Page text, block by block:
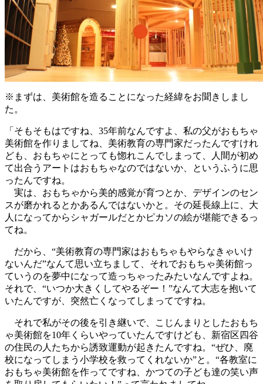
※まずは、美術館を造ることになった経緯をお聞きしまし
た。
「そもそもはですね、35年前なんですよ、私の父がおもちゃ
美術館を作りましてね、美術教育の専門家だったんですけれ
ども、おもちゃにとっても惚れこんでしまって、人間が初め
て出合うアートはおもちゃなのではないか、というふうに思
ったんですね。
実は、おもちゃから美的感覚が育つとか、デザインのセン
スが磨かれるとかあるんではないかと。その延長線上に、大
人になってからシャガールだとかピカソの絵が堪能できるっ
てね。
だから、“美術教育の専門家はおもちゃもやらなきゃいけ
ないんだ”なんて思い立ちまして、それでおもちゃ美術館っ
ていうのを夢中になって造っちゃったみたいなんですよね。
それで、“いつか大きくしてやるぞー！”なんて大志を抱いて
いたんですが、突然亡くなってしまってですね。
それで私がその後を引き継いで、こじんまりとしたおもち
ゃ美術館を10年くらいやっていたんですけども、新宿区四谷
の住民の人たちから誘致運動が起きたんですね。“ぜひ、廃
校になってしまう小学校を救ってくれないか”と。“各教室に
おもちゃ美術館を作ってですね、かつての子ども達の笑い声